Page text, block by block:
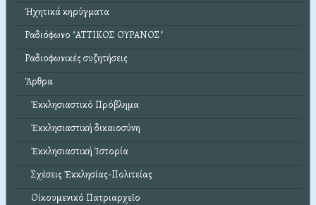
Ἠχητικά κηρύγματα
Ραδιόφωνο "ΑΤΤΙΚΟΣ ΟΥΡΑΝΟΣ"
Ραδιοφωνικές συζητήσεις
Ἄρθρα
Ἐκκλησιαστικό Πρόβλημα
Ἐκκλησιαστική δικαιοσύνη
Ἐκκλησιαστική Ἱστορία
Σχέσεις Ἐκκλησίας-Πολιτείας
Οἰκουμενικό Πατριαρχεῖο